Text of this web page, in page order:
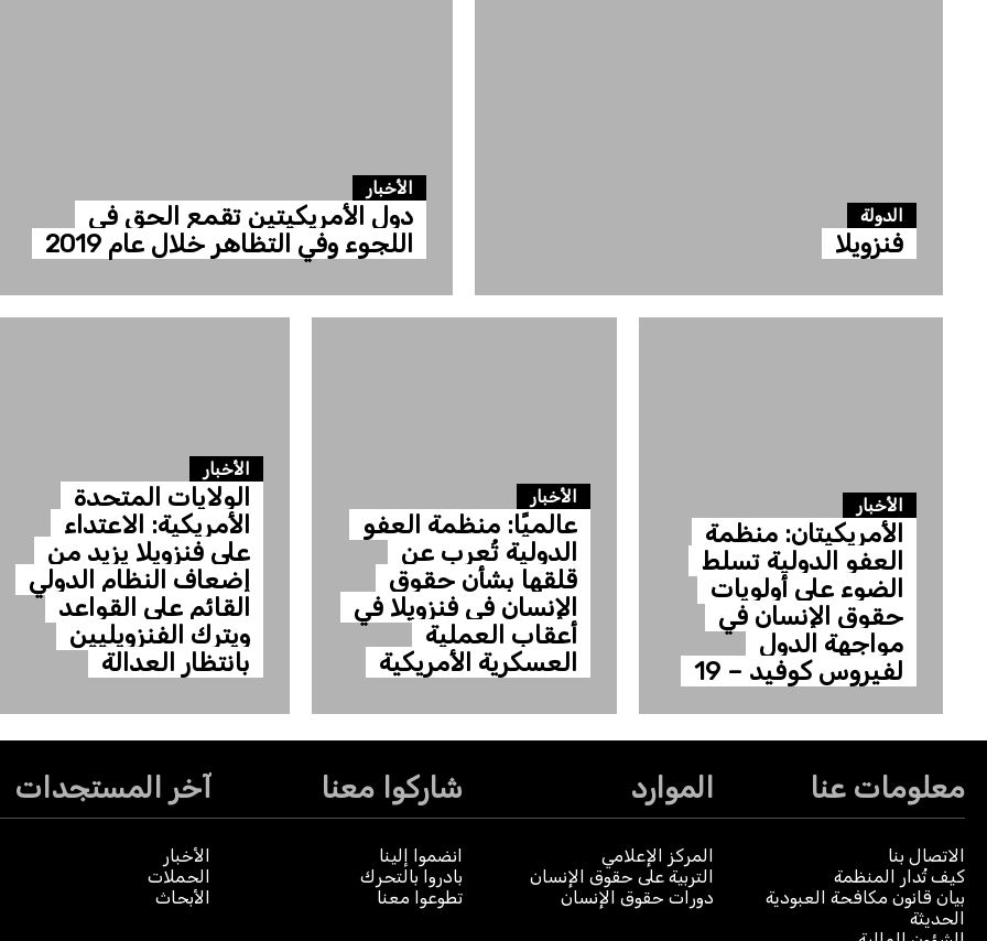
الدولة
فنزويلا
الأخبار
دول الأمريكيتين تقمع الحق في
اللجوء وفي التظاهر خلال عام 2019
الأخبار
الأمريكيتان: منظمة
العفو الدولية تسلط
الضوء على أولويات
حقوق الإنسان في
مواجهة الدول
لفيروس كوفيد – 19
الأخبار
عالميًا: منظمة العفو
الدولية تُعرب عن
قلقها بشأن حقوق
الإنسان في فنزويلا في
أعقاب العملية
العسكرية الأمريكية
الأخبار
الولايات المتحدة
الأمريكية: الاعتداء
على فنزويلا يزيد من
إضعاف النظام الدولي
القائم على القواعد
ويترك الفنزويليين
بانتظار العدالة
معلومات عنا
الاتصال بنا
كيف تُدار المنظمة
بيان قانون مكافحة العبودية
الحديثة
الموارد
المركز الإعلامي
التربية على حقوق الإنسان
دورات حقوق الإنسان
شاركوا معنا
انضموا إلينا
بادروا بالتحرك
تطوعوا معنا
آخر المستجدات
الأخبار
الحملات
الأبحاث